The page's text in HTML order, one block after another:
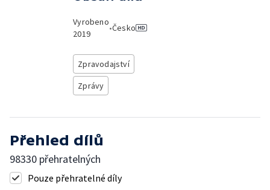
Vyrobeno
2019
•Česko
Zpravodajství
Zprávy
Přehled dílů
98330 přehratelných
Pouze přehratelné díly